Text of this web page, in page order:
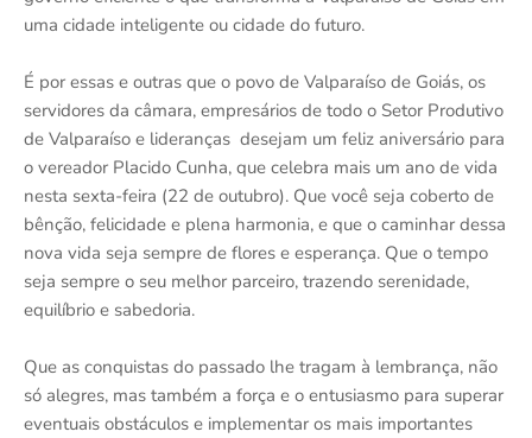
uma cidade inteligente ou cidade do futuro.
É por essas e outras que o povo de Valparaíso de Goiás, os
servidores da câmara, empresários de todo o Setor Produtivo
de Valparaíso e lideranças desejam um feliz aniversário para
o vereador Placido Cunha, que celebra mais um ano de vida
nesta sexta-feira (22 de outubro). Que você seja coberto de
bênção, felicidade e plena harmonia, e que o caminhar dessa
nova vida seja sempre de flores e esperança. Que o tempo
seja sempre o seu melhor parceiro, trazendo serenidade,
equilíbrio e sabedoria.
Que as conquistas do passado lhe tragam à lembrança, não
só alegres, mas também a força e o entusiasmo para superar
eventuais obstáculos e implementar os mais importantes